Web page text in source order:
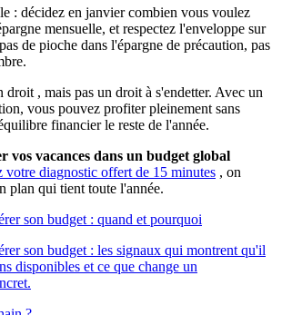
: décidez en janvier combien vous voulez
mensuelle, et respectez l'enveloppe sur
de pioche dans l'épargne de précaution, pas
droit , mais pas un droit à s'endetter. Avec un
vous pouvez profiter pleinement sans
financier le reste de l'année.
vos vacances dans un budget global
votre diagnostic offert de 15 minutes , on
plan qui tient toute l'année.
son budget : quand et pourquoi
son budget : les signaux qui montrent qu'il
disponibles et ce que change un